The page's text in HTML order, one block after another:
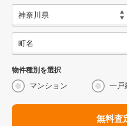
物件種別を選択
マンション 一戸
無料査